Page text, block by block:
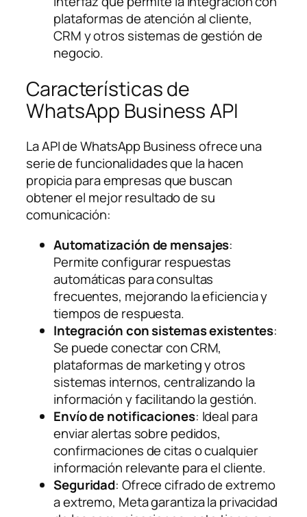
plataformas de atención al cliente,
CRM y otros sistemas de gestión de
negocio.
Características de
WhatsApp Business API
La API de WhatsApp Business ofrece una
serie de funcionalidades que la hacen
propicia para empresas que buscan
obtener el mejor resultado de su
comunicación:
Automatización de mensajes:
Permite configurar respuestas
automáticas para consultas
frecuentes, mejorando la eficiencia y
tiempos de respuesta.
Integración con sistemas existentes:
Se puede conectar con CRM,
plataformas de marketing y otros
sistemas internos, centralizando la
información y facilitando la gestión.
Envío de notificaciones: Ideal para
enviar alertas sobre pedidos,
confirmaciones de citas o cualquier
información relevante para el cliente.
Seguridad: Ofrece cifrado de extremo
a extremo, Meta garantiza la privacidad